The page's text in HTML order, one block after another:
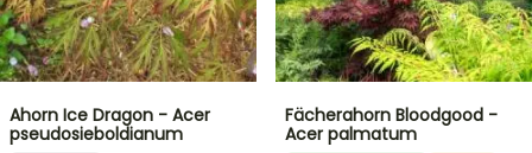
Ahorn Ice Dragon - Acer
pseudosieboldianum
Fächerahorn Bloodgood -
Acer palmatum